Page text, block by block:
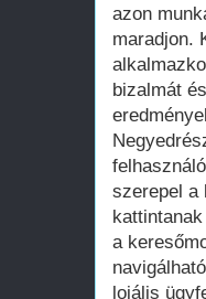
azon
maradjon.
bizalmát
szerepel a
a
lojális